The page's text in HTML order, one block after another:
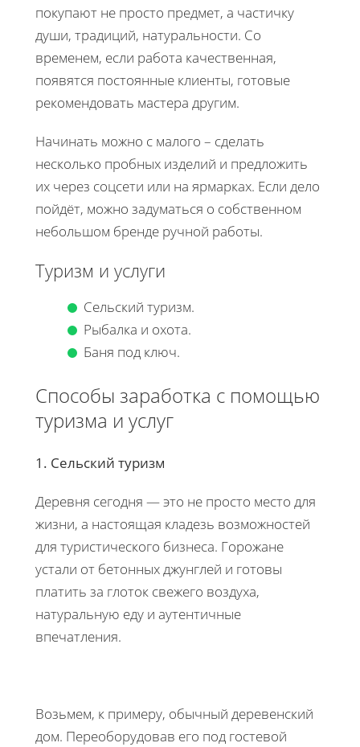
покупают не просто предмет, а частичку
души, традиций, натуральности. Со
временем, если работа качественная,
появятся постоянные клиенты, готовые
рекомендовать мастера другим.
Начинать можно с малого – сделать
несколько пробных изделий и предложить
их через соцсети или на ярмарках. Если дело
пойдёт, можно задуматься о собственном
небольшом бренде ручной работы.
Туризм и услуги
Сельский туризм.
Рыбалка и охота.
Баня под ключ.
Способы заработка с помощью
туризма и услуг
1. Сельский туризм
Деревня сегодня — это не просто место для
жизни, а настоящая кладезь возможностей
для туристического бизнеса. Горожане
устали от бетонных джунглей и готовы
платить за глоток свежего воздуха,
натуральную еду и аутентичные
впечатления.
Возьмем, к примеру, обычный деревенский
дом. Переоборудовав его под гостевой